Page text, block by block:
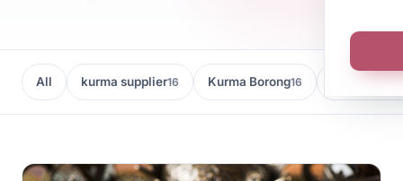
All kurma supplier16 Kurma Borong16 Kedai